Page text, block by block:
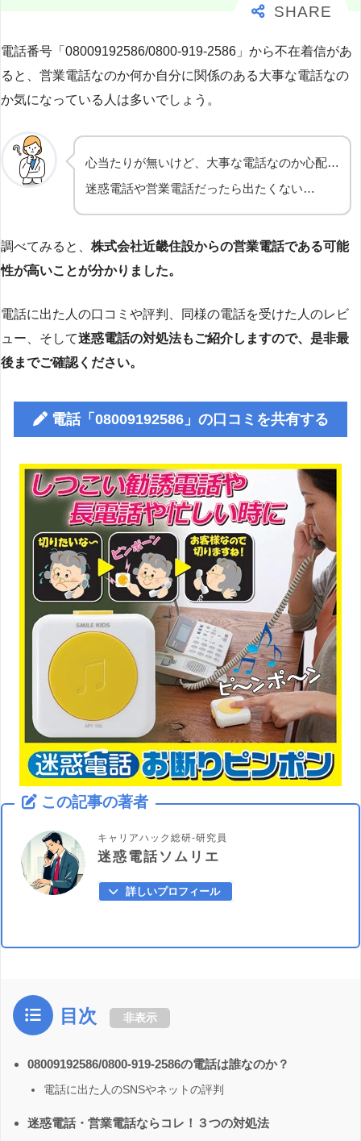
電話番号「08009192586/0800-919-2586」から不在着信があ
ると、営業電話なのか何か自分に関係のある大事な電話なの
か気になっている人は多いでしょう。
心当たりが無いけど、大事な電話なのか心配…
迷惑電話や営業電話だったら出たくない…
調べてみると、 株式会社近畿住設からの営業電話である可能
性が高いことが分かりました。
電話に出た人の口コミや評判、同様の電話を受けた人のレビ
ュー、そして迷惑電話の対処法もご紹介しますので、是非最
後までご確認ください。
電話「08009192586」の口コミを共有する
この記事の著者
キャリアハック総研-研究員
迷惑電話ソムリエ
詳しいプロフィール
目次 非表示
08009192586/0800-919-2586の電話は誰なのか？
電話に出た人のSNSやネットの評判
迷惑電話・営業電話ならコレ！３つの対処法